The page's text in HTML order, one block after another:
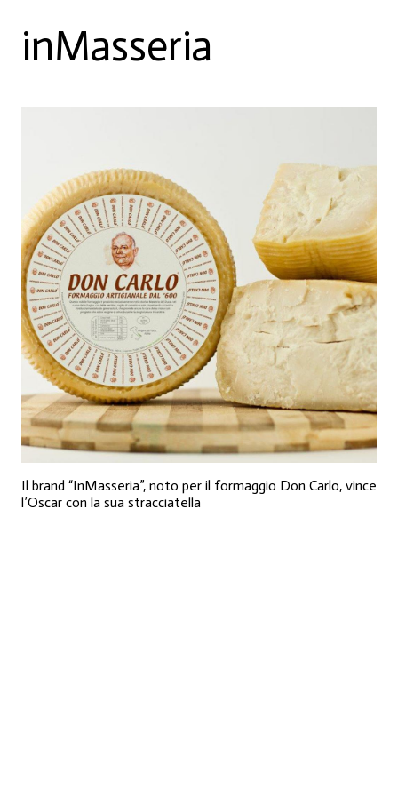
inMasseria
Il brand “InMasseria”, noto per il formaggio Don Carlo, vince
l’Oscar con la sua stracciatella